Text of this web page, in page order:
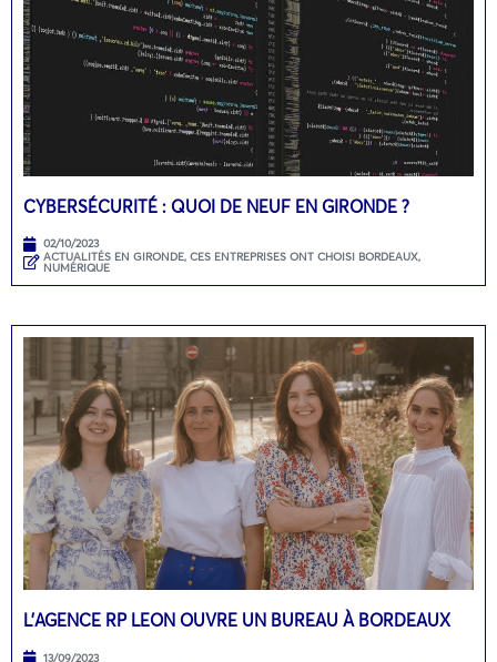
CYBERSÉCURITÉ : QUOI DE NEUF EN GIRONDE ?
02/10/2023
ACTUALITÉS EN GIRONDE, CES ENTREPRISES ONT CHOISI BORDEAUX,
NUMÉRIQUE
L’AGENCE RP LEON OUVRE UN BUREAU À BORDEAUX
13/09/2023